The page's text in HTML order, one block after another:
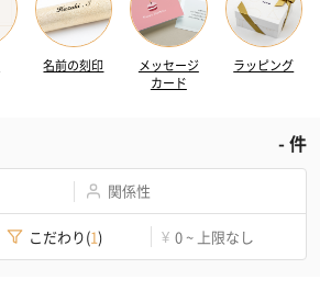
名前の刻印
メッセージ
カード
ラッピング
-件
関係性
こだわり(1) ¥ 0 ~ 上限なし